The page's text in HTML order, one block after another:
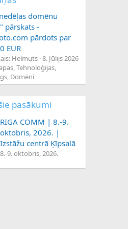
domēnu
pārskats -
pārdots par
EUR
Helmuts 8. Jūlijs 2026
Tehnoloģijas,
Domēni
pasākumi
RIGA COMM | 8.-9.
oktobris, 2026. |
Izstāžu centrā Ķīpsalā
8.-9. oktobris, 2026.